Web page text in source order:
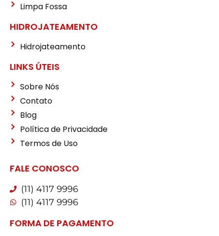
Limpa Fossa
HIDROJATEAMENTO
Hidrojateamento
LINKS ÚTEIS
Sobre Nós
Contato
Blog
Política de Privacidade
Termos de Uso
FALE CONOSCO
(11) 4117 9996
(11) 4117 9996
FORMA DE PAGAMENTO